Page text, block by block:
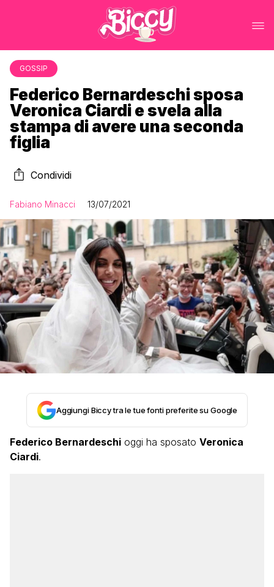
GOSSIP
Federico Bernardeschi sposa
Veronica Ciardi e svela alla
stampa di avere una seconda
figlia
Condividi
Fabiano Minacci 13/07/2021
Aggiungi Biccy tra le tue fonti preferite su Google
Federico Bernardeschi oggi ha sposato Veronica
Ciardi.